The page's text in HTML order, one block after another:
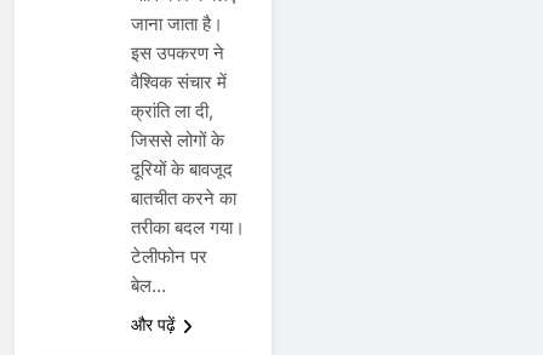
जाना जाता है।
इस उपकरण ने
वैश्विक संचार में
क्रांति ला दी,
जिससे लोगों के
दूरियों के बावजूद
बातचीत करने का
तरीका बदल गया।
टेलीफोन पर
बेल…
और पढ़ें